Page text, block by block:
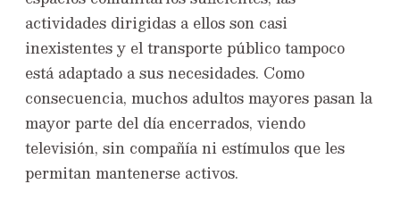
actividades dirigidas a ellos son casi
inexistentes y el transporte público tampoco
está adaptado a sus necesidades. Como
consecuencia, muchos adultos mayores pasan la
mayor parte del día encerrados, viendo
televisión, sin compañía ni estímulos que les
permitan mantenerse activos.